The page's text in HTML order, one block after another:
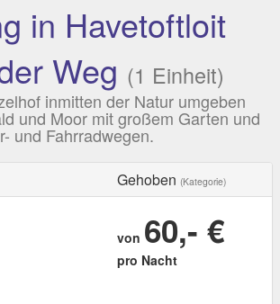
in Havetoftloit
Weg (1 Einheit)
inmitten der Natur umgeben
und Moor mit großem Garten und
und Fahrradwegen.
Gehoben (Kategorie)
von 60,- €
pro Nacht